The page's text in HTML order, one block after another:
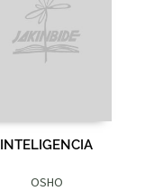
INTELIGENCIA
OSHO